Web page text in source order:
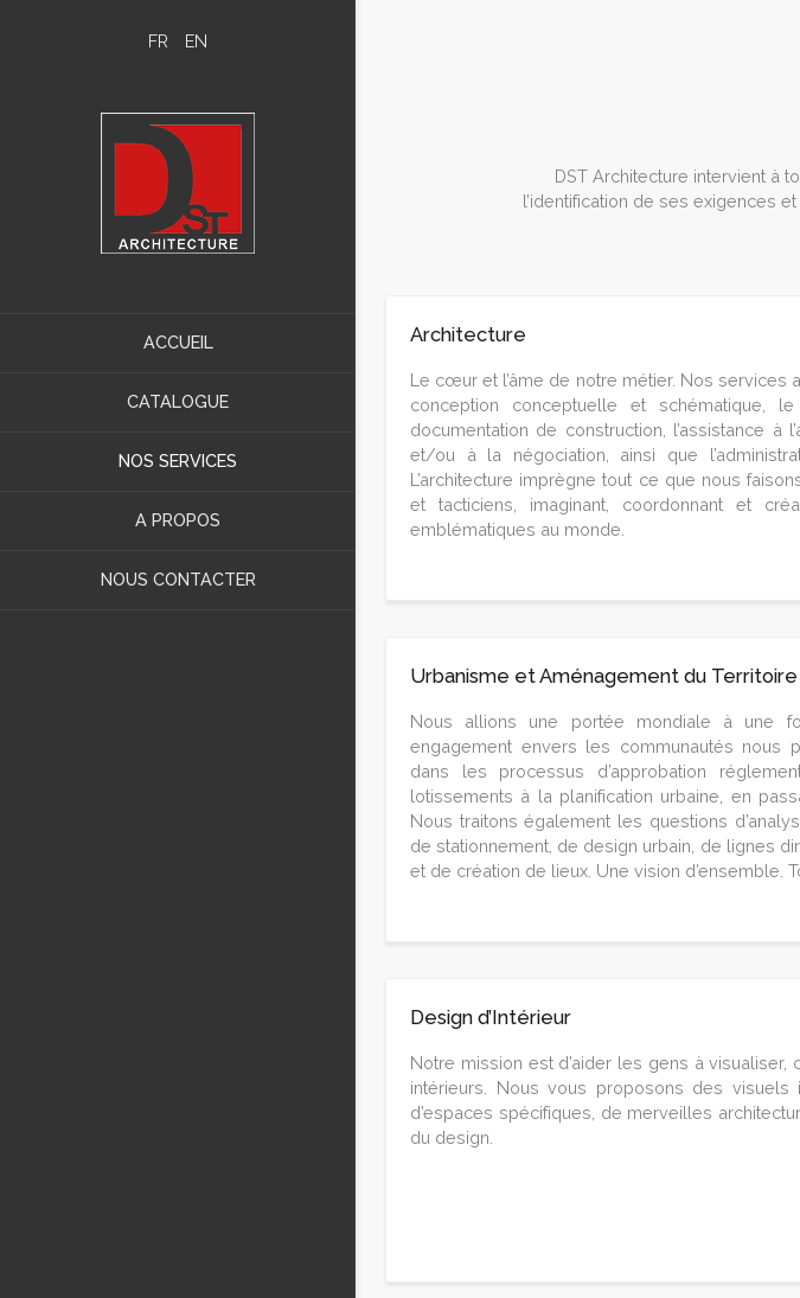
FR EN
ACCUEIL
CATALOGUE
NOS SERVICES
A PROPOS
NOUS CONTACTER
DST Architecture intervient à
l’identification de ses exigences
Architecture
Le cœur et l’âme de notre métier. Nos services
conception conceptuelle et schématique,
documentation de construction, l’assistance à
et/ou à la négociation, ainsi que
L’architecture imprègne tout ce que nous
et tacticiens, imaginant, coordonnant et
emblématiques au monde.
Urbanisme et Aménagement du Territoire
Nous allions une portée mondiale à une
engagement envers les communautés nous
dans les processus d’approbation
lotissements à la planification urbaine, en
Nous traitons également les questions
de stationnement, de design urbain, de lignes
et de création de lieux. Une vision d’ensemble.
Design d’Intérieur
Notre mission est d’aider les gens à
intérieurs. Nous vous proposons des visuels
d’espaces spécifiques, de merveilles
du design.